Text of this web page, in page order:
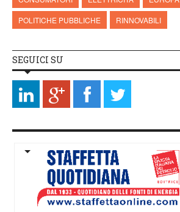
POLITICHE PUBBLICHE
RINNOVABILI
SEGUICI SU